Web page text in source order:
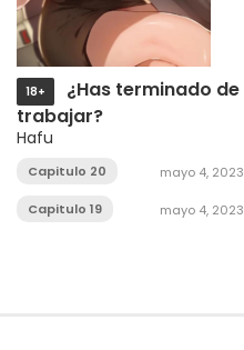
18+
¿Has terminado de
trabajar?
Hafu
Capitulo 20 mayo 4, 2023
Capitulo 19 mayo 4, 2023